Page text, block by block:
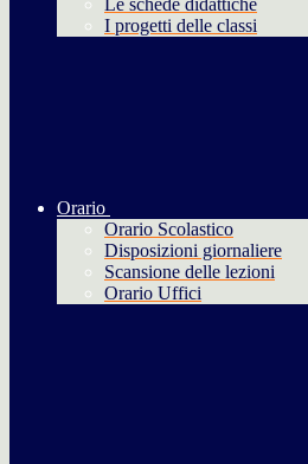
Le schede didattiche
I progetti delle classi
Orario
Orario Scolastico
Disposizioni giornaliere
Scansione delle lezioni
Orario Uffici